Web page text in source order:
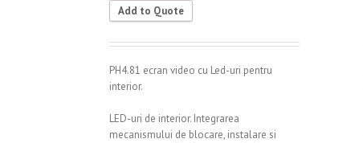
Add to Quote
PH4.81 ecran video cu Led-uri pentru
interior.
LED-uri de interior. Integrarea
mecanismului de blocare, instalare si